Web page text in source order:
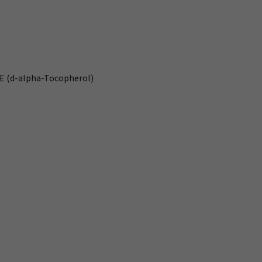
(d-alpha-Tocopherol)